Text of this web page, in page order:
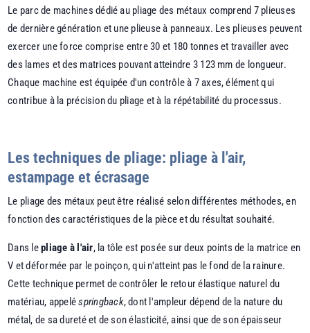
Le parc de machines dédié au pliage des métaux comprend 7 plieuses
de dernière génération et une plieuse à panneaux. Les plieuses peuvent
exercer une force comprise entre 30 et 180 tonnes et travailler avec
des lames et des matrices pouvant atteindre 3 123 mm de longueur.
Chaque machine est équipée d'un contrôle à 7 axes, élément qui
contribue à la précision du pliage et à la répétabilité du processus.
Les techniques de pliage: pliage à l'air,
estampage et écrasage
Le pliage des métaux peut être réalisé selon différentes méthodes, en
fonction des caractéristiques de la pièce et du résultat souhaité.
Dans lepliage à l'air, la tôle est posée sur deux points de la matrice en
V et déformée par le poinçon, qui n'atteint pas le fond de la rainure.
Cette technique permet de contrôler le retour élastique naturel du
matériau, appeléspringback, dont l'ampleur dépend de la nature du
métal, de sa dureté et de son élasticité, ainsi que de son épaisseur